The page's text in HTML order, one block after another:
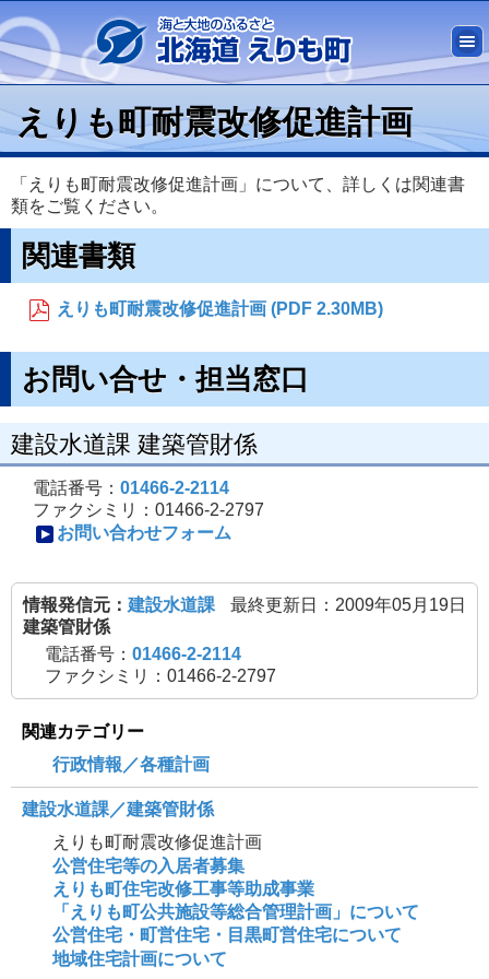
えりも町耐震改修促進計画
「えりも町耐震改修促進計画」について、詳しくは関連書
類をご覧ください。
関連書類
えりも町耐震改修促進計画 (PDF 2.30MB)
お問い合せ・担当窓口
建設水道課 建築管財係
電話番号： 01466-2-2114
ファクシミリ：01466-2-2797
お問い合わせフォーム
最終更新日：2009年05月19日
情報発信元： 建設水道課
建築管財係
電話番号： 01466-2-2114
ファクシミリ：01466-2-2797
関連カテゴリー
行政情報／各種計画
建設水道課／建築管財係
えりも町耐震改修促進計画
公営住宅等の入居者募集
えりも町住宅改修工事等助成事業
「えりも町公共施設等総合管理計画」について
公営住宅・町営住宅・目黒町営住宅について
地域住宅計画について